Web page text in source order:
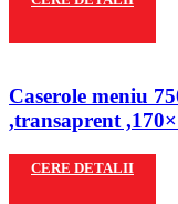
Caserole meniu
,transaprent
CERE DETALII